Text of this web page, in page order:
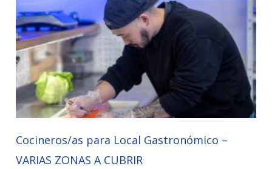
Cocineros/as para Local Gastronómico –
VARIAS ZONAS A CUBRIR